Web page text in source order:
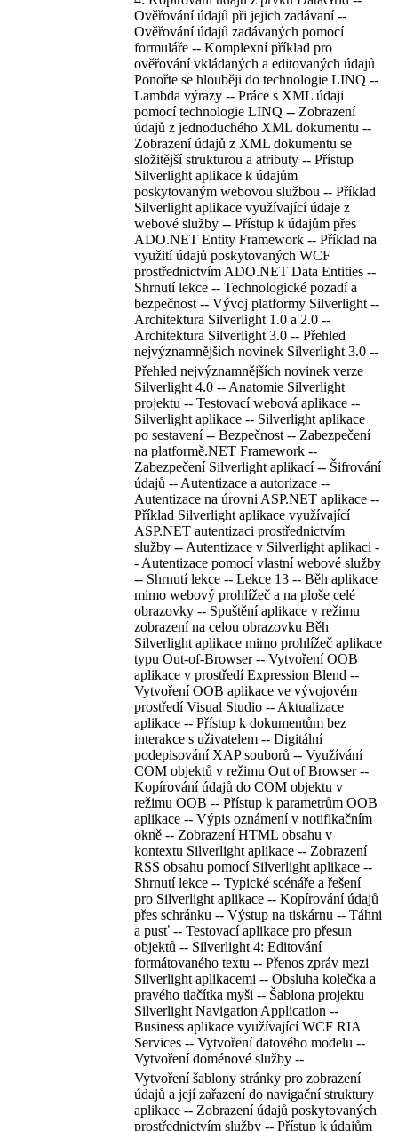
Ověřování údajů při jejich zadávaní --
Ověřování údajů zadávaných pomocí
formuláře -- Komplexní příklad pro
ověřování vkládaných a editovaných údajů
Ponořte se hlouběji do technologie LINQ --
Lambda výrazy -- Práce s XML údaji
pomocí technologie LINQ -- Zobrazení
údajů z jednoduchého XML dokumentu --
Zobrazení údajů z XML dokumentu se
složitější strukturou a atributy -- Přístup
Silverlight aplikace k údajům
poskytovaným webovou službou -- Příklad
Silverlight aplikace využívající údaje z
webové služby -- Přístup k údajům přes
ADO.NET Entity Framework -- Příklad na
využití údajů poskytovaných WCF
prostřednictvím ADO.NET Data Entities --
Shrnutí lekce -- Technologické pozadí a
bezpečnost -- Vývoj platformy Silverlight --
Architektura Silverlight 1.0 a 2.0 --
Architektura Silverlight 3.0 -- Přehled
nejvýznamnějších novinek Silverlight 3.0 --
Přehled nejvýznamnějších novinek verze
Silverlight 4.0 -- Anatomie Silverlight
projektu -- Testovací webová aplikace --
Silverlight aplikace -- Silverlight aplikace
po sestavení -- Bezpečnost -- Zabezpečení
na platformě.NET Framework --
Zabezpečení Silverlight aplikací -- Šifrování
údajů -- Autentizace a autorizace --
Autentizace na úrovni ASP.NET aplikace --
Příklad Silverlight aplikace využívající
ASP.NET autentizaci prostřednictvím
služby -- Autentizace v Silverlight aplikaci -
- Autentizace pomocí vlastní webové služby
-- Shrnutí lekce -- Lekce 13 -- Běh aplikace
mimo webový prohlížeč a na ploše celé
obrazovky -- Spuštění aplikace v režimu
zobrazení na celou obrazovku Běh
Silverlight aplikace mimo prohlížeč aplikace
typu Out-of-Browser -- Vytvoření OOB
aplikace v prostředí Expression Blend --
Vytvoření OOB aplikace ve vývojovém
prostředí Visual Studio -- Aktualizace
aplikace -- Přístup k dokumentům bez
interakce s uživatelem -- Digitální
podepisování XAP souborů -- Využívání
COM objektů v režimu Out of Browser --
Kopírování údajů do COM objektu v
režimu OOB -- Přístup k parametrům OOB
aplikace -- Výpis oznámení v notifikačním
okně -- Zobrazení HTML obsahu v
kontextu Silverlight aplikace -- Zobrazení
RSS obsahu pomocí Silverlight aplikace --
Shrnutí lekce -- Typické scénáře a řešení
pro Silverlight aplikace -- Kopírování údajů
přes schránku -- Výstup na tiskárnu -- Táhni
a pusť -- Testovací aplikace pro přesun
objektů -- Silverlight 4: Editování
formátovaného textu -- Přenos zpráv mezi
Silverlight aplikacemi -- Obsluha kolečka a
pravého tlačítka myši -- Šablona projektu
Silverlight Navigation Application --
Business aplikace využívající WCF RIA
Services -- Vytvoření datového modelu --
Vytvoření doménové služby --
Vytvoření šablony stránky pro zobrazení
údajů a její zařazení do navigační struktury
aplikace -- Zobrazení údajů poskytovaných
prostřednictvím služby -- Přístup k údajům